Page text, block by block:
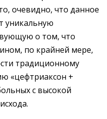
очевидно, что данное
уникальную
о том, что
по крайней мере,
традиционному
«цефтриаксон +
с высокой